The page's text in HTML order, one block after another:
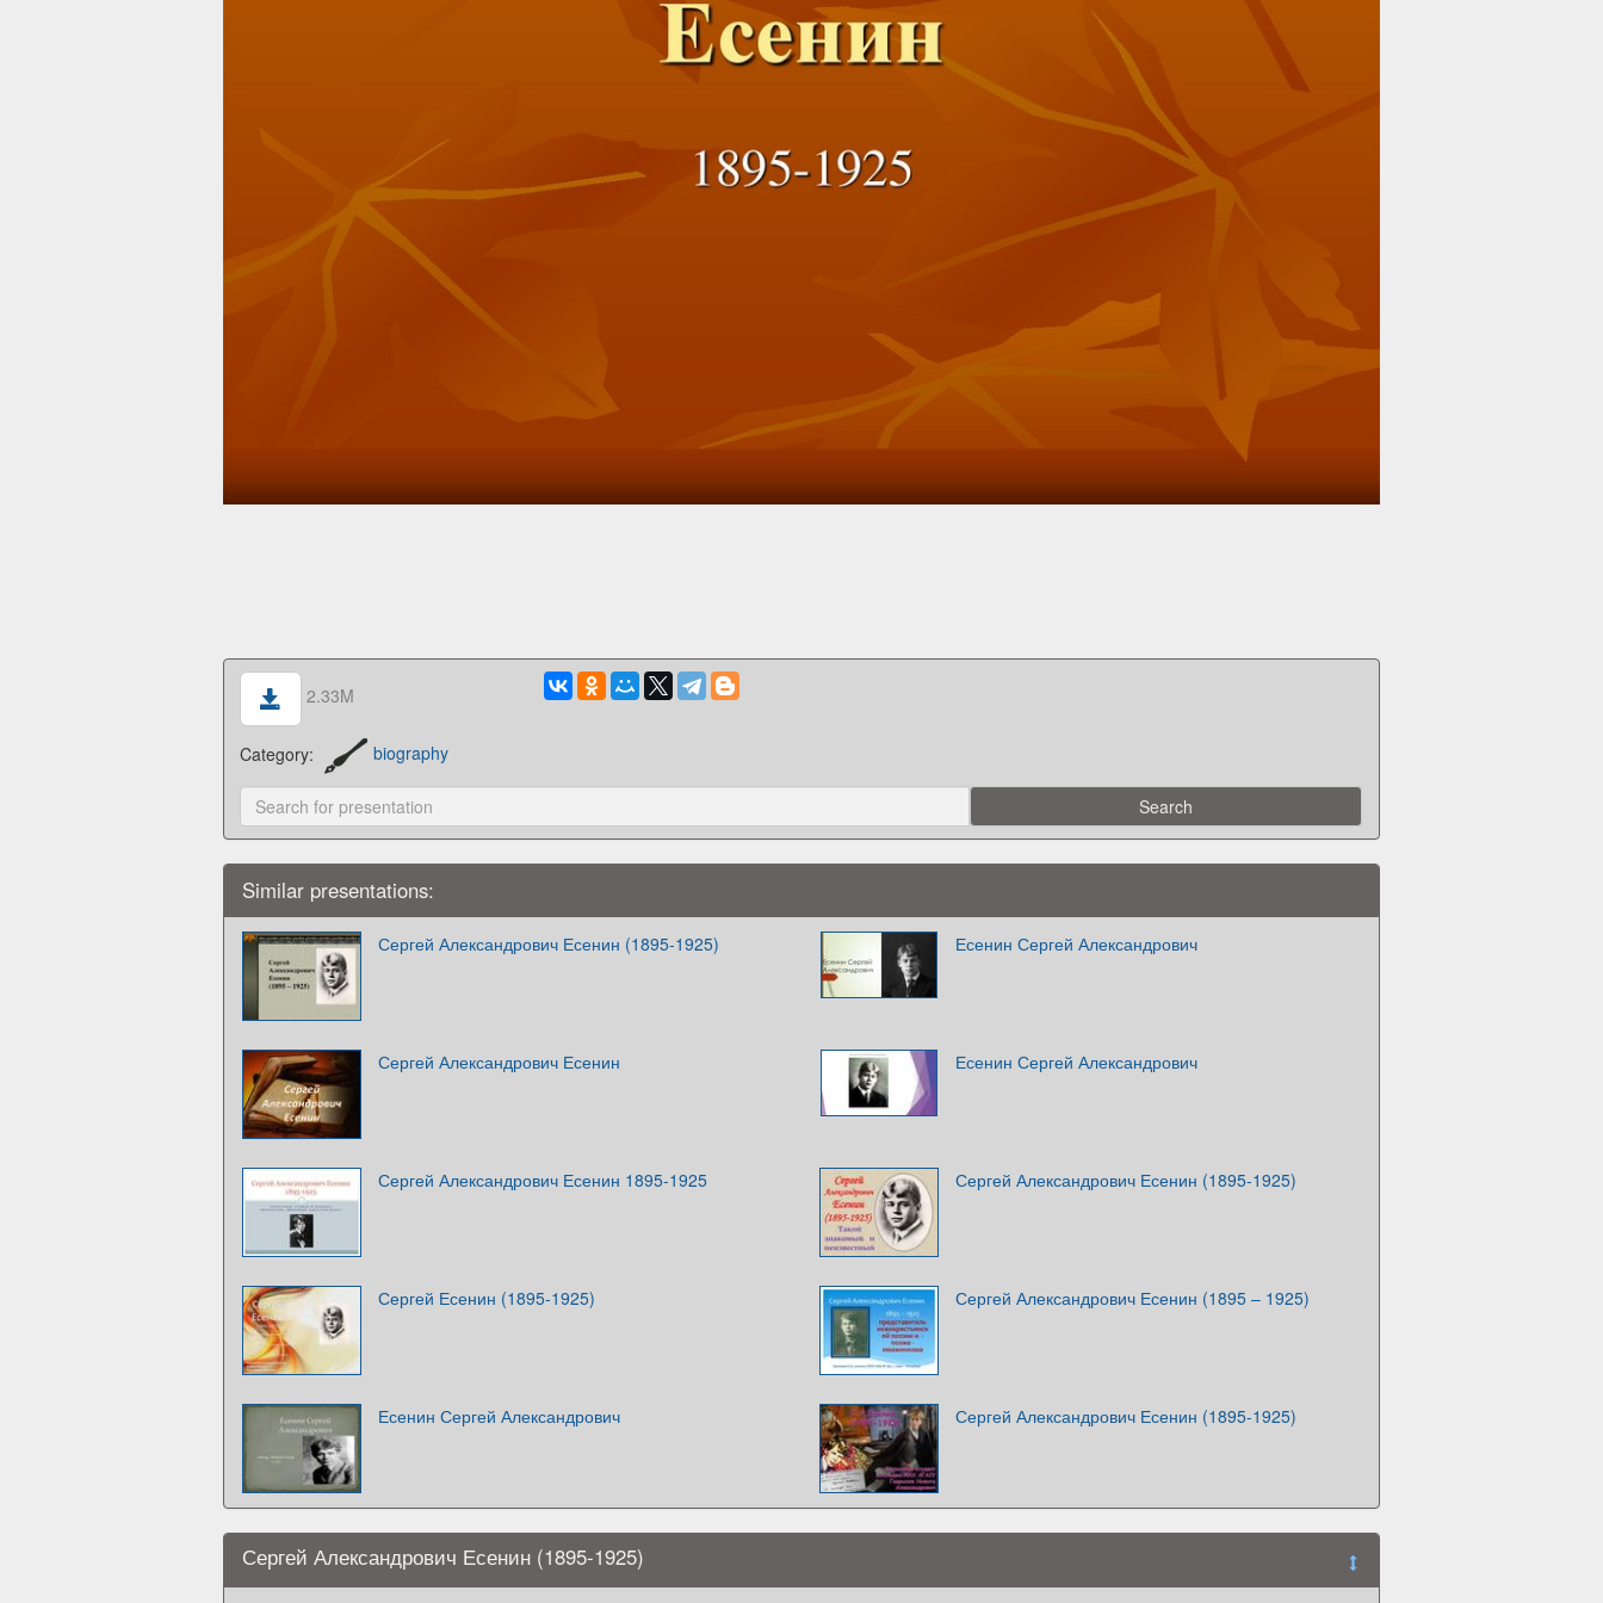
2.33M
Category: biography
Similar presentations:
Сергей Александрович Есенин (1895-1925) Есенин Сергей Александрович
Сергей Александрович Есенин Есенин Сергей Александрович
Сергей Александрович Есенин 1895-1925 Сергей Александрович Есенин (1895-1925)
Сергей Есенин (1895-1925) Сергей Александрович Есенин (1895 – 1925)
Есенин Сергей Александрович Сергей Александрович Есенин (1895-1925)
Сергей Александрович Есенин (1895-1925)